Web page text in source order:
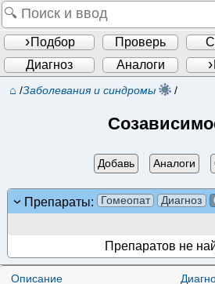
Подбор Проверь
Диагноз
Аналоги
⌂ /Заболевания и синдромы /
Добавь Аналоги
Препараты: Гомеопат Диагноз
Препаратов не
Описание